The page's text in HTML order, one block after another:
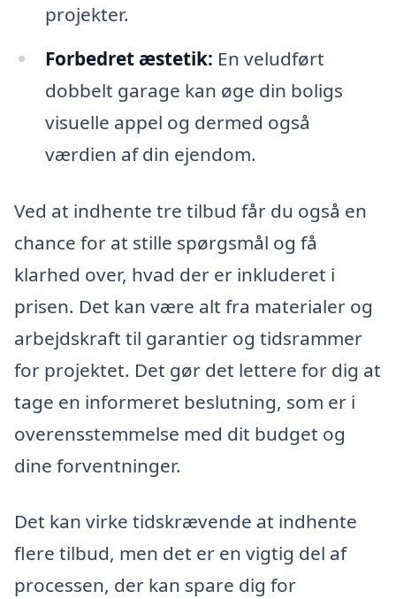
projekter.
Forbedret æstetik: En veludført
dobbelt garage kan øge din boligs
visuelle appel og dermed også
værdien af din ejendom.
Ved at indhente tre tilbud får du også en
chance for at stille spørgsmål og få
klarhed over, hvad der er inkluderet i
prisen. Det kan være alt fra materialer og
arbejdskraft til garantier og tidsrammer
for projektet. Det gør det lettere for dig at
tage en informeret beslutning, som er i
overensstemmelse med dit budget og
dine forventninger.
Det kan virke tidskrævende at indhente
flere tilbud, men det er en vigtig del af
processen, der kan spare dig for